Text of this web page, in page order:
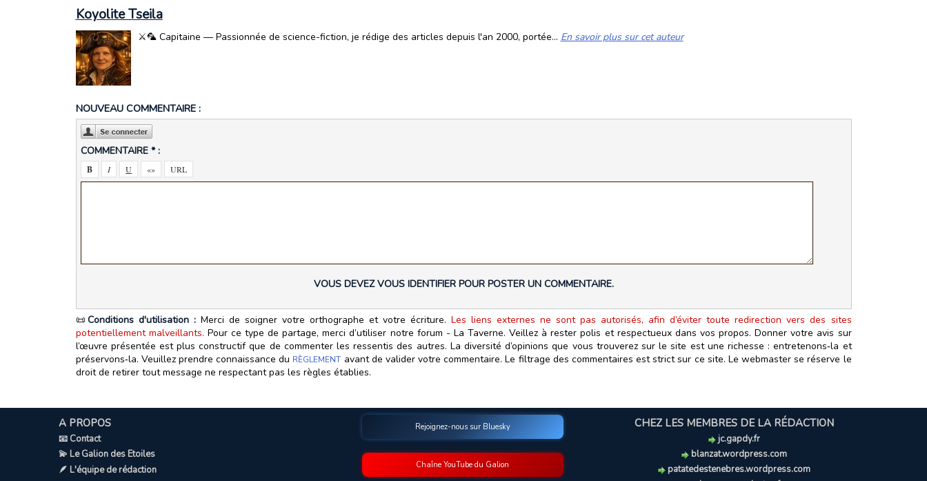
Koyolite Tseila
⚔️🦜 Capitaine — Passionnée de science-fiction, je rédige des articles depuis l'an 2000, portée... En savoir plus sur cet auteur
NOUVEAU COMMENTAIRE :
COMMENTAIRE * :
VOUS DEVEZ VOUS IDENTIFIER POUR POSTER UN COMMENTAIRE.
📜Conditions d'utilisation :Merci de soigner votre orthographe et votre écriture.Les liens externes ne sont pas autorisés, afin d’éviter toute redirection vers des sites
potentiellement malveillants. Pour ce type de partage, merci d’utiliser notre forum - La Taverne. Veillez à rester polis et respectueux dans vos propos. Donner votre avis sur
l’œuvre présentée est plus constructif que de commenter les ressentis des autres. La diversité d’opinions que vous trouverez sur le site est une richesse : entretenons‑la et
préservons‑la. Veuillez prendre connaissance du RÈGLEMENT avant de valider votre commentaire. Le filtrage des commentaires est strict sur ce site. Le webmaster se réserve le
droit de retirer tout message ne respectant pas les règles établies.
A PROPOS
📧 Contact
💫 Le Galion des Etoiles
🪶 L'équipe de rédaction
Rejoignez-nous sur Bluesky
Chaîne YouTube du Galion
CHEZ LES MEMBRES DE LA RÉDACTION
jc.gapdy.fr
blanzat.wordpress.com
patatedestenebres.wordpress.com